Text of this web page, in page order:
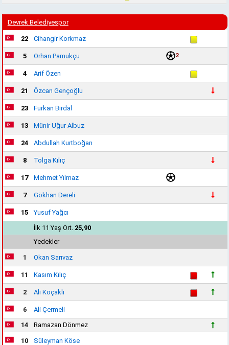
Devrek Belediyespor
22 Cihangir Korkmaz
5 Orhan Pamukçu 2
4 Arif Özen
21 Özcan Gençoğlu
23 Furkan Birdal
13 Münir Uğur Albuz
24 Abdullah Kurtboğan
8 Tolga Kılıç
17 Mehmet Yılmaz
7 Gökhan Dereli
15
Yusuf Yağcı
İlk 11 Yaş Ort. 25,90
Yedekler
1 Okan Sarıvaz
11 Kasım Kılıç
2 Ali Koçaklı
6
Ali Çermeli
14
Ramazan Dönmez
10
Süleyman Köse